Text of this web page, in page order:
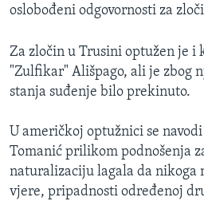
oslobođeni odgovornosti za
Za zločin u Trusini optužen je i
"Zulfikar" Ališpago, ali je zbog
stanja suđenje bilo prekinuto.
U američkoj optužnici se
Tomanić prilikom podnošenja
naturalizaciju lagala da nikoga
vjere, pripadnosti određenoj